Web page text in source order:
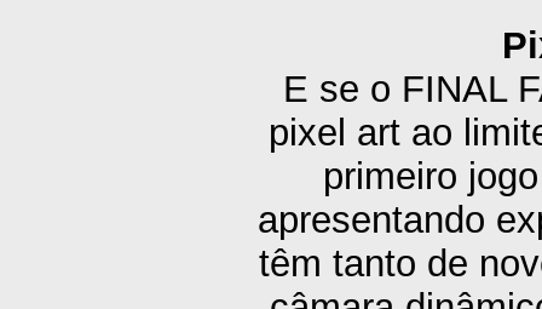
E se o FINAL
pixel art ao
primeiro
apresentando
têm tanto de